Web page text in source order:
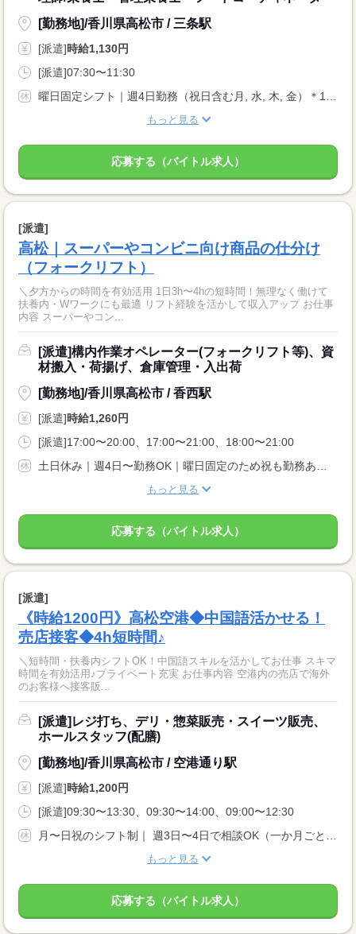
[勤務地]/香川県高松市 / 三条駅
[派遣]時給1,130円
[派遣]07:30〜11:30
もっと見る
応募する（バイトル求人）
[派遣]
高松｜スーパーやコンビニ向け商品の仕分け
（フォークリフト）
＼夕方からの時間を有効活用 1日3h〜4hの短時間！無理なく働けて
扶養内・Wワークにも最適 リフト経験を活かして収入アップ お仕事
内容 スーパーやコン...
[派遣]構内作業オペレーター(フォークリフト等)、資
材搬入・荷揚げ、倉庫管理・入出荷
[勤務地]/香川県高松市 / 香西駅
[派遣]時給1,260円
[派遣]17:00〜20:00、17:00〜21:00、18:00〜21:00
もっと見る
応募する（バイトル求人）
[派遣]
《時給1200円》高松空港◆中国語活かせる！
売店接客◆4h短時間♪
＼短時間・扶養内シフトOK！中国語スキルを活かしてお仕事 スキマ
時間を有効活用♪プライベート充実 お仕事内容 空港内の売店で海外
のお客様へ接客販...
[派遣]レジ打ち、デリ・惣菜販売・スイーツ販売、
ホールスタッフ(配膳)
[勤務地]/香川県高松市 / 空港通り駅
[派遣]時給1,200円
[派遣]09:30〜13:30、09:30〜14:00、09:00〜12:30
もっと見る
応募する（バイトル求人）